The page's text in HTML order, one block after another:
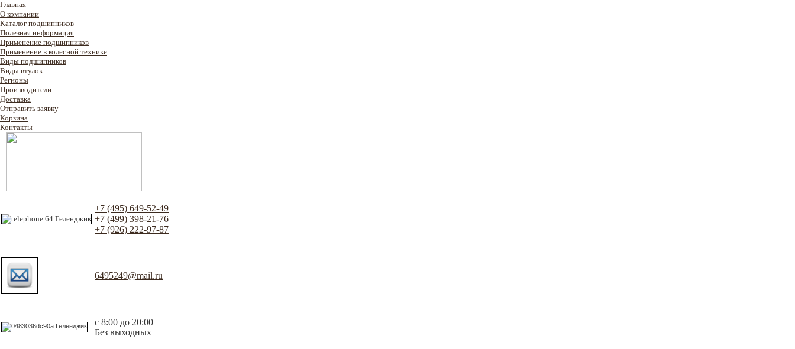
Главная
О компании
Каталог подшипников
Полезная информация
Применение подшипников
Применение в колесной технике
Виды подшипников
Виды втулок
Регионы
Производители
Доставка
Отправить заявку
Корзина
Контакты
+7 (495) 649-52-49
+7 (499) 398-21-76
+7 (926) 222-97-87
6495249@mail.ru
с 8:00 до 20:00
Без выходных